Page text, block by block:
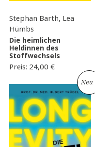
Stephan Barth, Lea
Hümbs
Die heimlichen
Heldinnen des
Stoffwechsels
Preis: 24,00 €
Neu